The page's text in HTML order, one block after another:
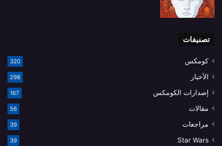
تصنيفات
كومكس 320
الأخبار 298
إصدارات الكومكس 167
مقالات 56
مراجعات 39
Star Wars
39